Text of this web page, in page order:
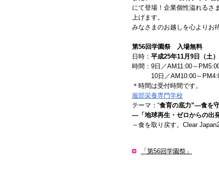
にて登場！企業個性溢れるさ
上げます。
みなさまのお越しを心よりお
第56回学園祭 入場無料
日時： 平成25年11月9日（土
時間：9日／AM11:00～
10日／AM10:00～
＊時間は受付時間です。
服部栄養専門学校
テーマ：“食育の底力”—食を
—「地球再生・ゼロからの出
～食を取り戻す。Clear
「第56回学園祭」